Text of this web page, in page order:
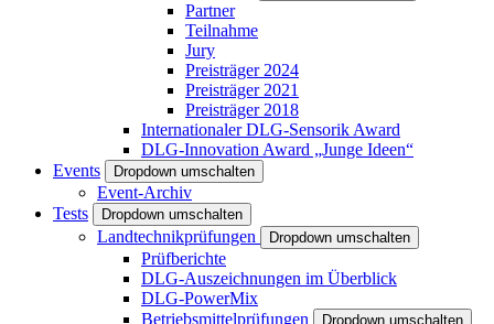
Partner
Teilnahme
Jury
Preisträger 2024
Preisträger 2021
Preisträger 2018
Internationaler DLG-Sensorik Award
DLG-Innovation Award „Junge Ideen“
Events
Dropdown umschalten
Event-Archiv
Tests
Dropdown umschalten
Landtechnikprüfungen Dropdown umschalten
Prüfberichte
DLG-Auszeichnungen im Überblick
DLG-PowerMix
Betriebsmittelprüfungen
Dropdown umschalten